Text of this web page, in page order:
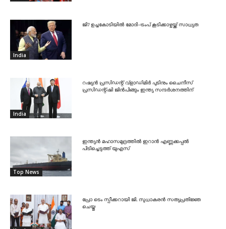
India
ജി7 ഉച്ചകോടിയിൽ മോദി-ട്രംപ് കൂടിക്കാഴ്ചയ്ക്ക് സാധ്യത
India
റഷ്യൻ പ്രസിഡന്റ് വ്‌ളാഡിമിർ പുടിനും ചൈനീസ്
പ്രസിഡന്റ്ഷി ജിൻപിങ്ങും ഇന്ത്യ സന്ദർശനത്തിന്
Top News
ഇന്ത്യൻ മഹാസമുദ്രത്തിൽ ഇറാൻ എണ്ണക്കപ്പൽ
പിടിച്ചെടുത്ത് യുഎസ്
പ്രോ ടെം സ്പീക്കറായി ജി. സുധാകരൻ സത്യപ്രതിജ്ഞ
ചെയ്തു